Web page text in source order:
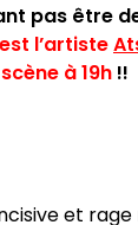
pas être
l’artiste
à 19h !!
et rage